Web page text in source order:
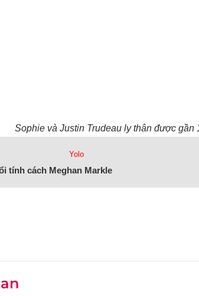
Sophie và Justin Trudeau ly thân được gần
Yolo
tính cách Meghan Markle